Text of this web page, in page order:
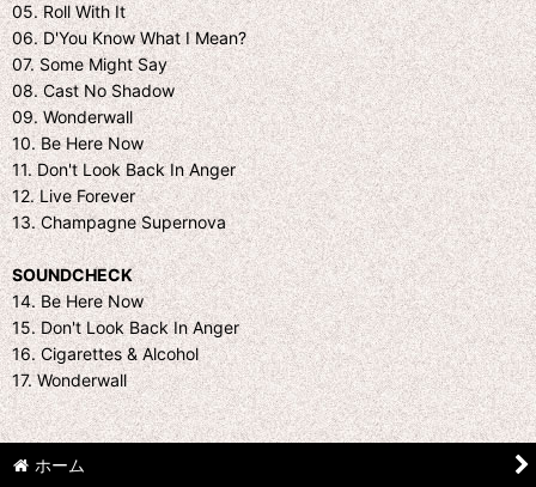
05. Roll With It
06. D'You Know What I Mean?
07. Some Might Say
08. Cast No Shadow
09. Wonderwall
10. Be Here Now
11. Don't Look Back In Anger
12. Live Forever
13. Champagne Supernova
SOUNDCHECK
14. Be Here Now
15. Don't Look Back In Anger
16. Cigarettes & Alcohol
17. Wonderwall
ホーム